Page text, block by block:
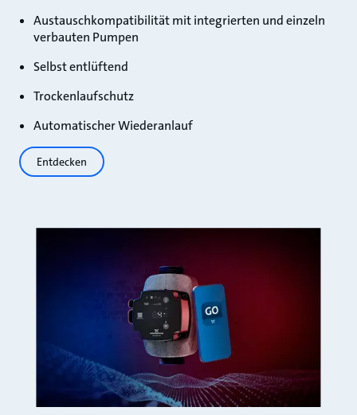
Austauschkompatibilität mit integrierten und einzeln
verbauten Pumpen
Selbst entlüftend
Trockenlaufschutz
Automatischer Wiederanlauf
Entdecken